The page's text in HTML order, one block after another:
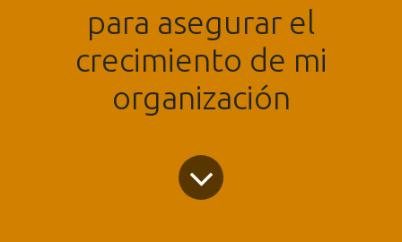
para asegurar el
crecimiento de mi
organización